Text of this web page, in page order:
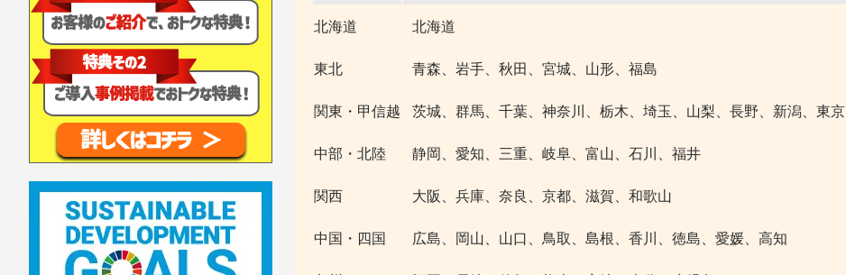
北海道 北海道
東北 青森、岩手、秋田、宮城、山形、福島
関東・甲信越 茨城、群馬、千葉、神奈川、栃木、埼玉、山梨、長野、新潟、東京
中部・北陸 静岡、愛知、三重、岐阜、富山、石川、福井
関西 大阪、兵庫、奈良、京都、滋賀、和歌山
中国・四国 広島、岡山、山口、鳥取、島根、香川、徳島、愛媛、高知